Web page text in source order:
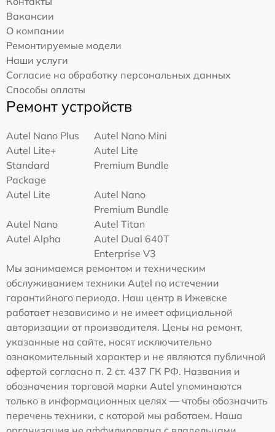
Вакансии
О компании
Ремонтируемые модели
Наши услуги
Согласие на обработку персональных данных
Способы оплаты
Ремонт устройств
Autel Nano Plus
Autel Nano Mini
Autel Lite+
Standard
Package
Autel Lite
Premium Bundle
Autel Lite
Autel Nano
Premium Bundle
Autel Nano
Autel Titan
Autel Alpha
Autel Dual 640T
Enterprise V3
Мы занимаемся ремонтом и техническим
обслуживанием техники Autel по истечении
гарантийного периода. Наш центр в Ижевске
работает независимо и не имеет официальной
авторизации от производителя. Цены на ремонт,
указанные на сайте, носят исключительно
ознакомительный характер и не являются публичной
офертой согласно п. 2 ст. 437 ГК РФ. Названия и
обозначения торговой марки Autel упоминаются
только в информационных целях — чтобы обозначить
перечень техники, с которой мы работаем. Наша